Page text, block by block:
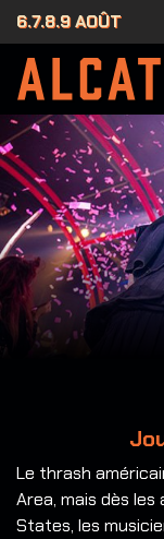
6.7.8.9 AOÛT
Le thrash
Area, mais dès les
States, les